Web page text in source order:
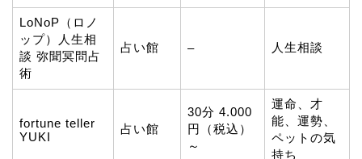
LoNoP（ロノ
ップ）人生相
談 弥聞冥問占
術
占い館 – 人生相談
fortune teller
YUKI
占い館
30分 4.000
円（税込）
～
運命、才
能、運勢、
ペットの気
持ち